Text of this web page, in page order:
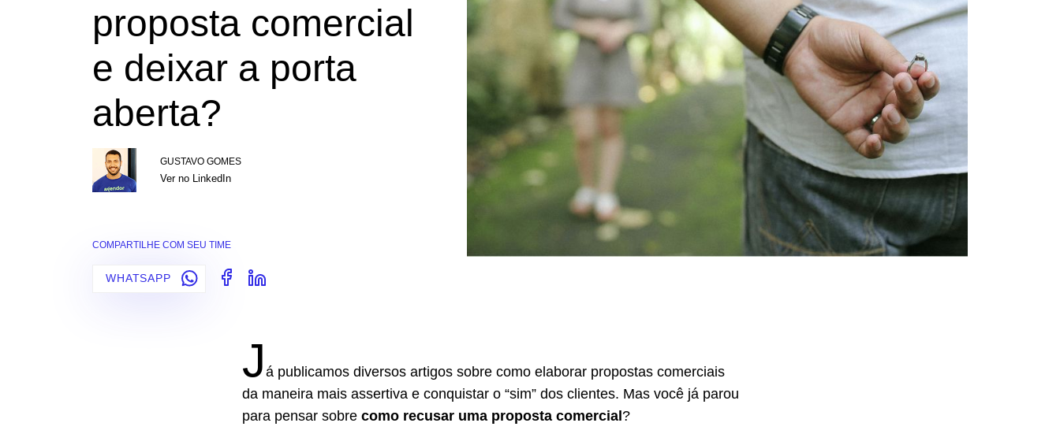
proposta comercial
e deixar a porta
aberta?
GUSTAVO GOMES
Ver no LinkedIn
COMPARTILHE COM SEU TIME
WHATSAPP
J á publicamos diversos artigos sobre como elaborar propostas comerciais
da maneira mais assertiva e conquistar o “sim” dos clientes. Mas você já parou
para pensar sobre como recusar uma proposta comercial ?